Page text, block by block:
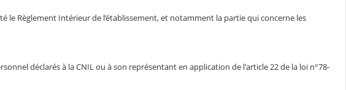
le Règlement Intérieur de l’établissement, et notamment la partie qui concerne les
déclarés à la CNIL ou à son représentant en application de l'article 22 de la loi n°78-